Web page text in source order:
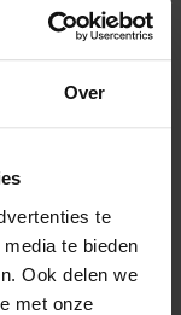
Over
te
te bieden
Ook delen we
met onze